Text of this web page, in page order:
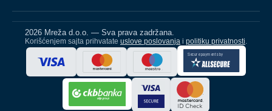
2026 Mreža d.o.o. — Sva prava zadržana.
Korišćenjem sajta prihvatate uslove poslovanja i politiku privatnosti.